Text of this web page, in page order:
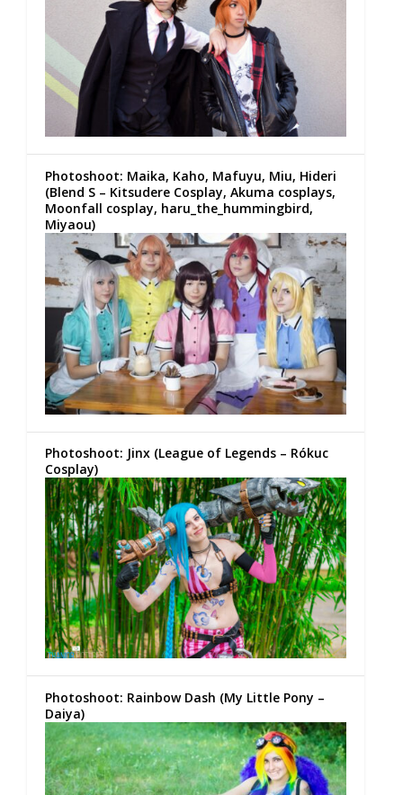
Photoshoot: Maika, Kaho, Mafuyu, Miu, Hideri
(Blend S – Kitsudere Cosplay, Akuma cosplays,
Moonfall cosplay, haru_the_hummingbird,
Miyaou)
Photoshoot: Jinx (League of Legends – Rókuc
Cosplay)
Photoshoot: Rainbow Dash (My Little Pony –
Daiya)